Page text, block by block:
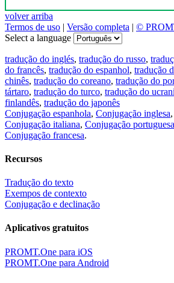
volver arriba
Termos de uso | Versão completa | ©
Select a language
tradução do inglés, tradução do russo,
do francês, tradução do espanhol, tradução
chinês, tradução do coreano, tradução do
tártaro, tradução do turco, tradução do
finlandês, tradução do japonês
Conjugação espanhola, Conjugação inglesa,
Conjugação italiana, Conjugação portuguesa
Conjugação francesa.
Recursos
Tradução do texto
Exempos de contexto
Conjugação e declinação
Aplicativos gratuitos
PROMT.One para iOS
PROMT.One para Android